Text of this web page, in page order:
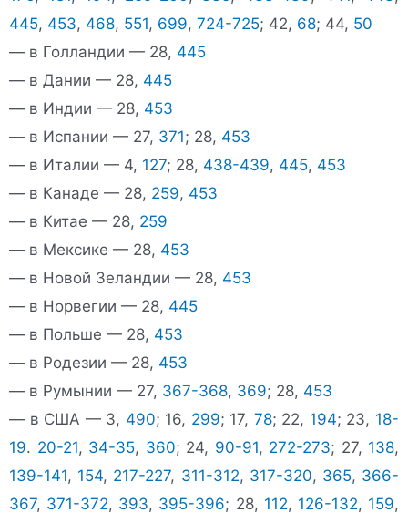
445, 453, 468, 551, 699, 724-725; 42, 68; 44, 50
— в Голландии — 28, 445
— в Дании — 28, 445
— в Индии — 28, 453
— в Испании — 27, 371; 28, 453
— в Италии — 4, 127; 28, 438-439, 445, 453
— в Канаде — 28, 259, 453
— в Китае — 28, 259
— в Мексике — 28, 453
— в Новой Зеландии — 28, 453
— в Норвегии — 28, 445
— в Польше — 28, 453
— в Родезии — 28, 453
— в Румынии — 27, 367-368, 369; 28, 453
— в США — 3, 490; 16, 299; 17, 78; 22, 194; 23, 18-
19. 20-21, 34-35, 360; 24, 90-91, 272-273; 27, 138,
139-141, 154, 217-227, 311-312, 317-320, 365, 366-
367, 371-372, 393, 395-396; 28, 112, 126-132, 159,